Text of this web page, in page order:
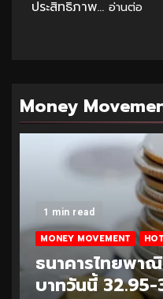
ประสิทธิภาพ... อ่านต่อ
Money
1 min read
MONEY MOVEMENT
ธนาคารไทยพา
บาทวันนี้